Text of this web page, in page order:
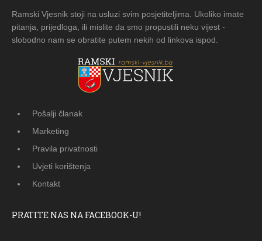
Ramski Vjesnik stoji na usluzi svim posjetiteljima. Ukoliko imate
pitanja, prijedloga, ili mislite da smo propustili neku vijest -
slobodno nam se obratite putem nekih od linkova ispod.
Pošalji članak
Marketing
Pravila privatnosti
Uvjeti korištenja
Kontakt
PRATITE NAS NA FACEBOOK-U!